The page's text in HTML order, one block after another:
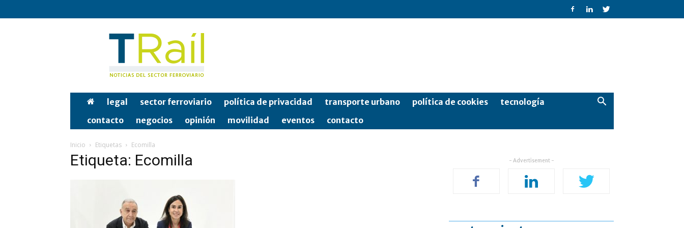
Tren
legal sector ferroviario política de privacidad transporte urbano política de cookies
tecnología
contacto
negocios opinión movilidad eventos contacto
Inicio Etiquetas Ecomilla
Etiqueta: Ecomilla - Advertisement -